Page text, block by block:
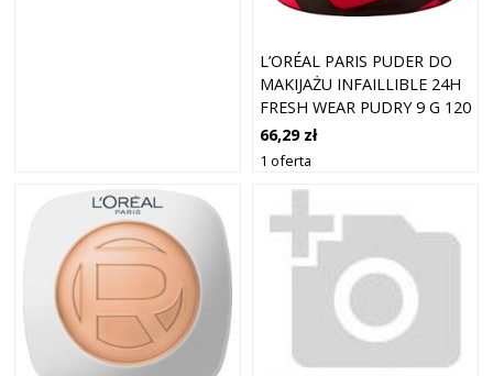
L’ORÉAL PARIS PUDER DO
MAKIJAŻU INFAILLIBLE 24H
FRESH WEAR PUDRY 9 G 120
- VANILLA
66,29 zł
1 oferta